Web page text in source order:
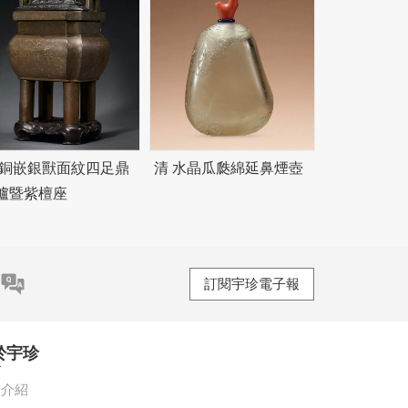
嵌銀獸面紋四足鼎
暨紫檀座
清 水晶瓜瓞綿延鼻煙壺
訂閱宇珍電子報
宇珍
紹